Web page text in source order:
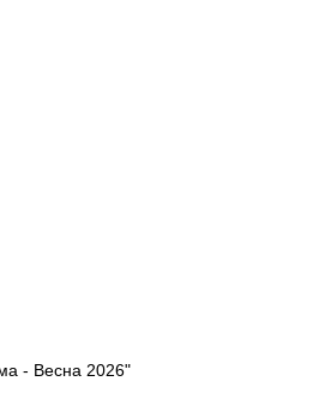
- Весна 2026"